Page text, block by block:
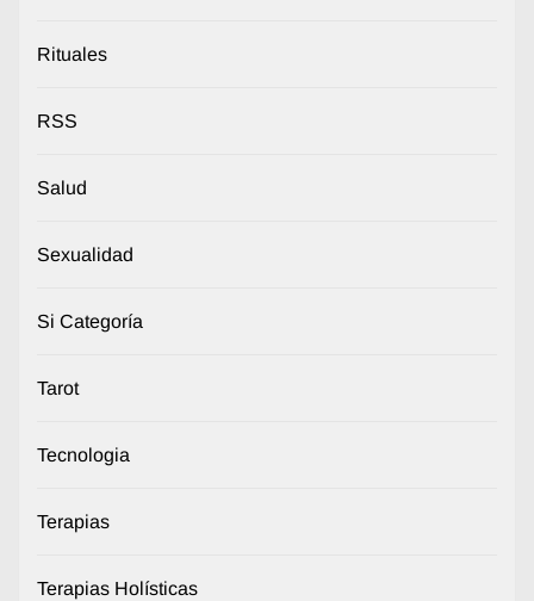
Rituales
RSS
Salud
Sexualidad
Si Categoría
Tarot
Tecnologia
Terapias
Terapias Holísticas